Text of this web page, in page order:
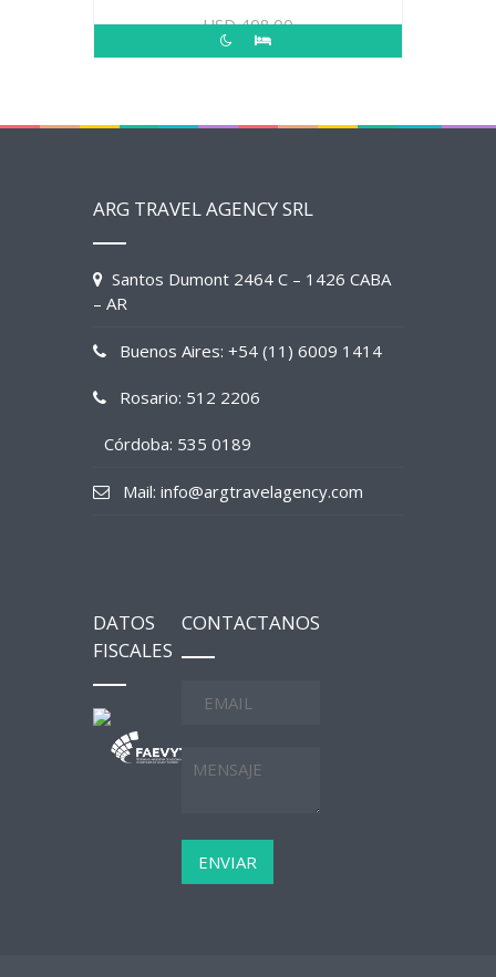
USD408.00
ARG TRAVEL AGENCY SRL
Santos Dumont 2464 C – 1426 CABA
– AR
Buenos Aires: +54 (11) 6009 1414
Rosario: 512 2206
Córdoba: 535 0189
Mail: info@argtravelagency.com
DATOS
FISCALES
CONTACTANOS